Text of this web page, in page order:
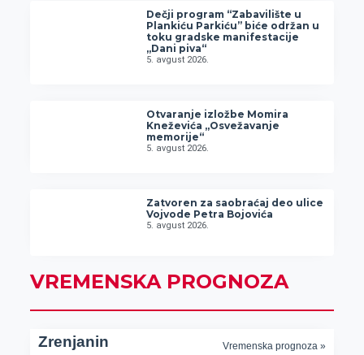
Dečji program “Zabavilište u
Plankiću Parkiću” biće održan u
toku gradske manifestacije
„Dani piva“
5. avgust 2026.
Otvaranje izložbe Momira
Kneževića „Osvežavanje
memorije“
5. avgust 2026.
Zatvoren za saobraćaj deo ulice
Vojvode Petra Bojovića
5. avgust 2026.
VREMENSKA PROGNOZA